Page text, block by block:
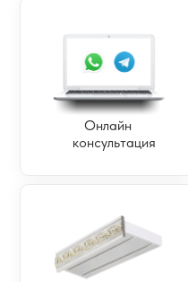
Онлайн
консультация